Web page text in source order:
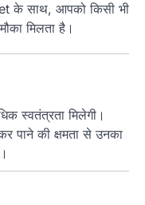
के साथ, आपको किसी भी
मिलता है।
स्वतंत्रता मिलेगी।
पाने की क्षमता से उनका